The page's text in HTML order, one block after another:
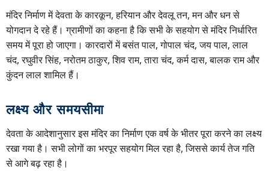
मंदिर निर्माण में देवता के कारकून, हरियान और देवलू तन, मन और धन से
योगदान दे रहे हैं। ग्रामीणों का कहना है कि सभी के सहयोग से मंदिर निर्धारित
समय में पूरा हो जाएगा। कारदारों में बसंत पाल, गोपाल चंद, जय पाल, लाल
चंद, रघुवीर सिंह, नरोतम ठाकुर, शिव राम, तारा चंद, कर्म दास, बालक राम और
कुंदन लाल शामिल हैं।
लक्ष्य और समयसीमा
देवता के आदेशानुसार इस मंदिर का निर्माण एक वर्ष के भीतर पूरा करने का लक्ष्य
रखा गया है। सभी लोगों का भरपूर सहयोग मिल रहा है, जिससे कार्य तेज गति
से आगे बढ़ रहा है।